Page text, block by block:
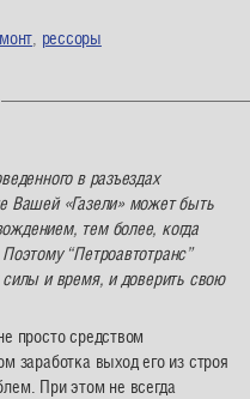
рессоры
в разъездах
Вашей «Газели» может быть
тем более, когда
“Петроавтотранс”
и время, и доверить свою
просто средством
заработка выход его из строя
При этом не всегда